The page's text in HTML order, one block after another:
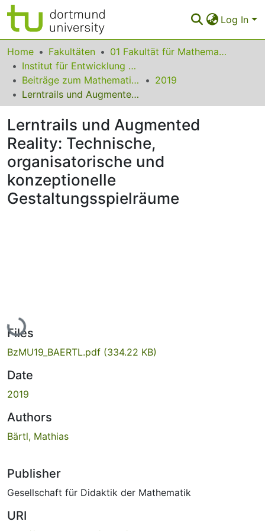
Log In
Communities & Collections
All of Eldorado
Statistics
FAQ
Policy
Back to the Homepage
Home Fakultäten
01 Fakultät für Mathematik
Institut für Entwicklung und Erforschung des Mathematikunterrichts
Beiträge zum Mathematikunterricht
2019
Lerntrails und Augmented Reality: Technische, organisatorische und konzeptionelle Gestaltungsspielräume
Lerntrails und Augmented
Reality: Technische,
organisatorische und
konzeptionelle
Gestaltungsspielräume
Loading...
Files
BzMU19_BAERTL.pdf (334.22 KB)
Date
2019
Authors
Bärtl, Mathias
Publisher
Gesellschaft für Didaktik der Mathematik
URI